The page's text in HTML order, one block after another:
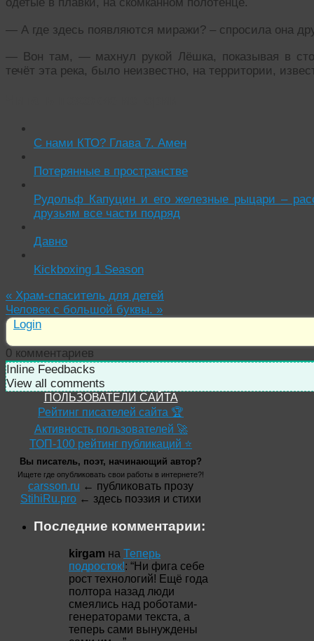
— А где здесь появляются миражи? – спросила она
— Вон там, — махнул рукой Лёшка, показывая в
течёт эта река, было неизвестно, на территории,
С нами КТО? Глава 7. Амен
Потерянные в пространстве
Рудольф Капуцин и его железные рыцари –
друзьям все части подряд
Давно
Kickboxing 1 Season
« Храм-спаситель для детей
Человек с большой буквы. »
Login
0 комментариев
Inline Feedbacks
View all comments
ПОЛЬЗОВАТЕЛИ САЙТА
Рейтинг писателей сайта 🏆
Активность пользователей 🚀
ТОП-100 рейтинг публикаций ⭐
Вы писатель, поэт, начинающий автор?
Ищете где опубликовать свои работы в интернете?!
carsson.ru ← публиковать прозу
StihiRu.pro ← здесь поэзия и стихи
Последние комментарии:
kirgam на Теперь
подросток!: “Ни фига себе
рост технологий! Ещё года
полтора назад люди
смеялись над роботами-
генераторами текста, а
теперь сами вынуждены